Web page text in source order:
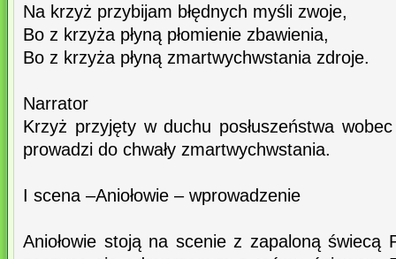
Na krzyż przybijam błędnych myśli zwoje,
Bo z krzyża płyną płomienie zbawienia,
Bo z krzyża płyną zmartwychwstania zdroje.
Narrator
Krzyż przyjęty w duchu posłuszeństwa
prowadzi do chwały zmartwychwstania.
I scena –Aniołowie – wprowadzenie
Aniołowie stoją na scenie z zapaloną świecą